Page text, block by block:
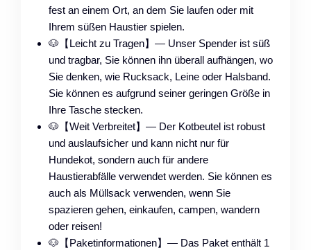
fest an einem Ort, an dem Sie laufen oder mit
Ihrem süßen Haustier spielen.
🐶【Leicht zu Tragen】— Unser Spender ist süß
und tragbar, Sie können ihn überall aufhängen, wo
Sie denken, wie Rucksack, Leine oder Halsband.
Sie können es aufgrund seiner geringen Größe in
Ihre Tasche stecken.
🐶【Weit Verbreitet】— Der Kotbeutel ist robust
und auslaufsicher und kann nicht nur für
Hundekot, sondern auch für andere
Haustierabfälle verwendet werden. Sie können es
auch als Müllsack verwenden, wenn Sie
spazieren gehen, einkaufen, campen, wandern
oder reisen!
🐶【Paketinformationen】— Das Paket enthält 1